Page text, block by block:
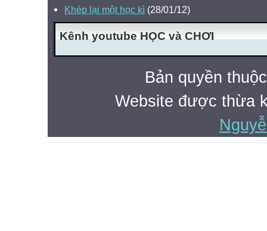
Khép lại một học kì (28/01/12)
Kênh youtube HỌC và CHƠI
Bản quyền
Website được thừa